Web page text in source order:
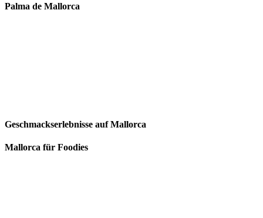
Palma de Mallorca
Geschmackserlebnisse auf Mallorca
Mallorca für Foodies